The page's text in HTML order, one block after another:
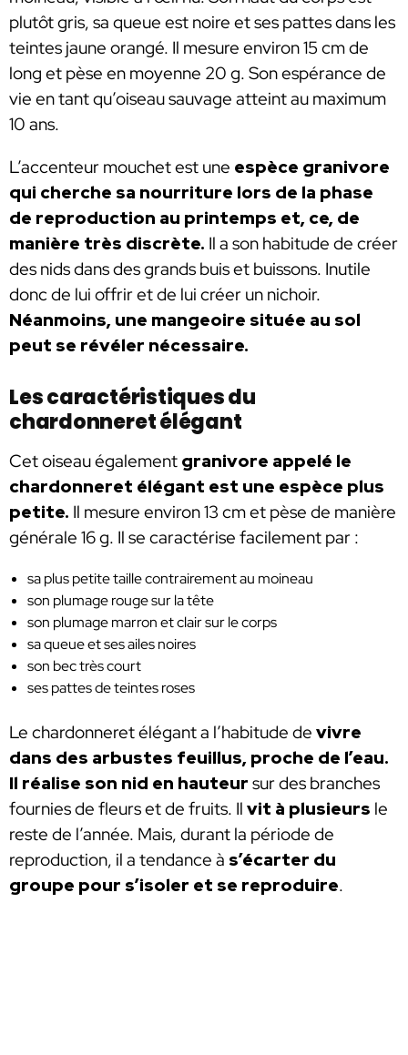
plutôt gris, sa queue est noire et ses pattes dans les
teintes jaune orangé. Il mesure environ 15 cm de
long et pèse en moyenne 20 g. Son espérance de
vie en tant qu’oiseau sauvage atteint au maximum
10 ans.
L’accenteur mouchet est une espèce granivore
qui cherche sa nourriture lors de la phase
de reproduction au printemps et, ce, de
manière très discrète. Il a son habitude de créer
des nids dans des grands buis et buissons. Inutile
donc de lui offrir et de lui créer un nichoir.
Néanmoins, une mangeoire située au sol
peut se révéler nécessaire.
Les caractéristiques du
chardonneret élégant
Cet oiseau également granivore appelé le
chardonneret élégant est une espèce plus
petite. Il mesure environ 13 cm et pèse de manière
générale 16 g. Il se caractérise facilement par :
sa plus petite taille contrairement au moineau
son plumage rouge sur la tête
son plumage marron et clair sur le corps
sa queue et ses ailes noires
son bec très court
ses pattes de teintes roses
Le chardonneret élégant a l’habitude de vivre
dans des arbustes feuillus, proche de l’eau.
Il réalise son nid en hauteur sur des branches
fournies de fleurs et de fruits. Il vit à plusieurs le
reste de l’année. Mais, durant la période de
reproduction, il a tendance à s’écarter du
groupe pour s’isoler et se reproduire.